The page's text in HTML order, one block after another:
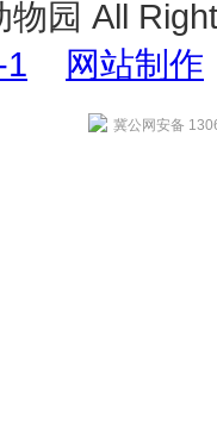
园 All
网站制作
冀公网安备